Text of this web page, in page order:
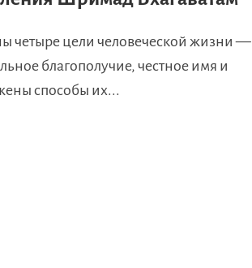
четыре цели человеческой жизни —
благополучие, честное имя и
способы их...